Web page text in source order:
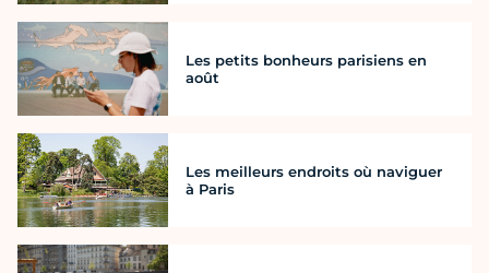
Les petits bonheurs parisiens en
août
Les meilleurs endroits où naviguer
à Paris